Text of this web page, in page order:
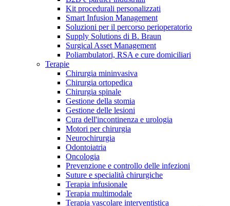
Catalogo prodotti
Trova il prodotto che stai cercando. Visita il catalogo B.
Braun con il nostro portfolio completo.
Hai domande o richieste? Scrivici per entrare subito in
contatto con un nostro referente.
Kit procedurali personalizzati
Smart Infusion Management
Soluzioni per il percorso perioperatorio
Supply Solutions di B. Braun
Surgical Asset Management
Poliambulatori, RSA e cure domiciliari
Terapie
Chirurgia mininvasiva
Chirurgia ortopedica
Chirurgia spinale
Gestione della stomia
Gestione delle lesioni
Cura dell'incontinenza e urologia
Motori per chirurgia
Neurochirurgia
Odontoiatria
Oncologia
Prevenzione e controllo delle infezioni
Suture e specialità chirurgiche
Terapia infusionale
Terapia multimodale
Terapia vascolare interventistica